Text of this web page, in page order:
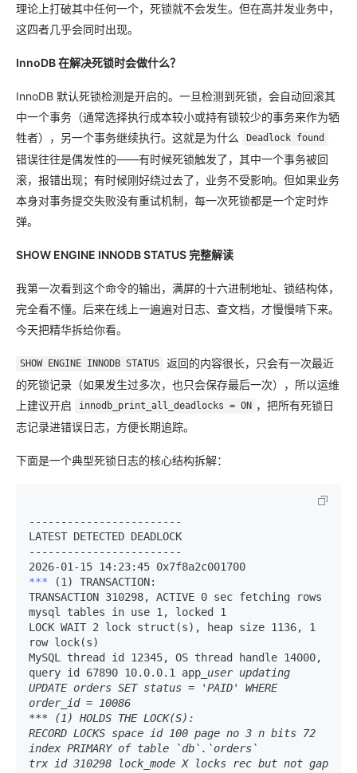
理论上打破其中任何一个，死锁就不会发生。但在高并发业务中，
这四者几乎会同时出现。
InnoDB 在解决死锁时会做什么？
InnoDB 默认死锁检测是开启的。一旦检测到死锁，会自动回滚其
中一个事务（通常选择执行成本较小或持有锁较少的事务来作为牺
牲者），另一个事务继续执行。这就是为什么
Deadlock found
错误往往是偶发性的——有时候死锁触发了，其中一个事务被回
滚，报错出现；有时候刚好绕过去了，业务不受影响。但如果业务
本身对事务提交失败没有重试机制，每一次死锁都是一个定时炸
弹。
SHOW ENGINE INNODB STATUS 完整解读
我第一次看到这个命令的输出，满屏的十六进制地址、锁结构体，
完全看不懂。后来在线上一遍遍对日志、查文档，才慢慢啃下来。
今天把精华拆给你看。
SHOW ENGINE INNODB STATUS
返回的内容很长，只会有一次最近
的死锁记录（如果发生过多次，也只会保存最后一次），所以运维
上建议开启
innodb_print_all_deadlocks = ON ，把所有死锁日
志记录进错误日志，方便长期追踪。
下面是一个典型死锁日志的核心结构拆解：
------------------------
LATEST DETECTED DEADLOCK
------------------------
***
(1) TRANSACTION:
TRANSACTION 310298, ACTIVE 0 sec fetching rows
mysql tables in use 1, locked 1
LOCK WAIT 2 lock struct(s), heap size 1136, 1
row lock(s)
MySQL thread id 12345, OS thread handle 14000,
query id 67890 10.0.0.1 app _user updating
UPDATE orders SET status = 'PAID' WHERE
order_id = 10086
*** (1) HOLDS THE LOCK(S):
RECORD LOCKS space id 100 page no 3 n bits 72
index PRIMARY of table `db`.`orders`
trx id 310298 lock_mode X locks rec but not gap